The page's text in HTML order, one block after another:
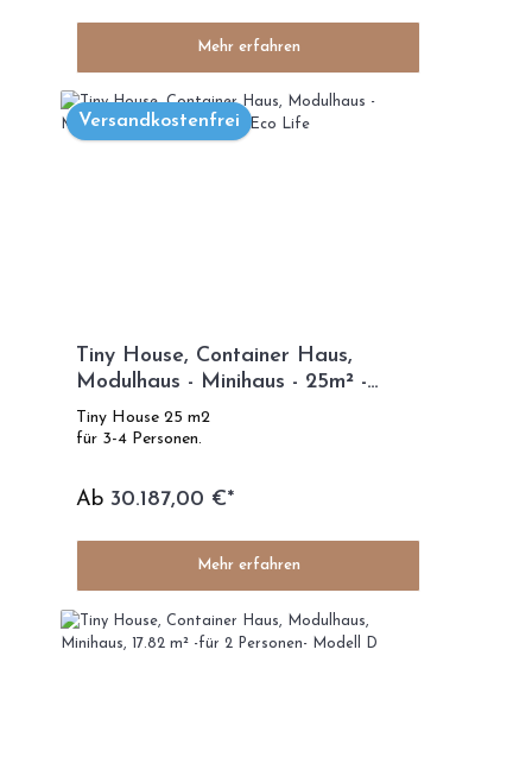
Mehr erfahren
Versandkostenfrei
Tiny House, Container Haus,
Modulhaus - Minihaus - 25m² -
Modelle Eco Life
Tiny House 25 m2
für 3-4 Personen.
Ab 30.187,00 €*
Mehr erfahren